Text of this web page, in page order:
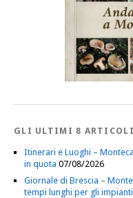
GLI ULTIMI 8 ARTICOLI
Itinerari e Luoghi –
in quota 07/08/2026
Giornale di Brescia –
tempi lunghi per gli impianti